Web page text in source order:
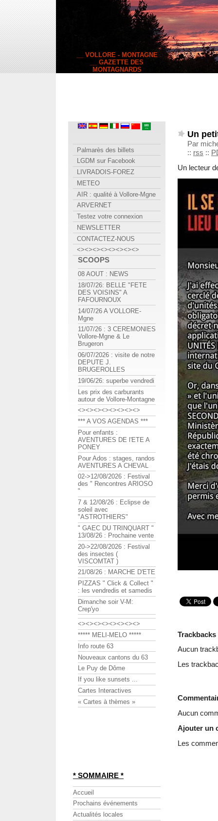
__ VOLLORE - MONTAGNE
__ GAZETTE DES
MONTAGNARDS
Un
Par
:: rss ::
Un lecteur
Trackbacks
Aucun
Les
Aucun
Ajouter un
Les
Palmarès des billets
LGDM sur Facebook
LIVRADOIS-FOREZ
METEO
AIR : qualité à Vollore-Mgne
ARVERNET
Testez votre connexion
NEWSLETTER
CONTACTEZ-NOUS
<><><><><><><><>
SCOOPS
08 AOUT : NEWS
18/07/26: BELLE "FETE
DES VOISINS" A
FAFOURNOUX
14/07/26 A VOLLORE-
Mgne
11/07/26 : 3 CEREMONIES
Vollore-Mgne & Le
Brugeron
06/07/2026 : visite de notre
DEPUTE J.
BRUGEROLLES
19/06/26: superbe vendredi
Les prix des carburants
autour de Vollore-Montagne
<><><><><><><><>
*** A VOS AGENDAS ***
Pour enfants :
AVENTURES DE l'ETE A
PONEY
Pour Ados : stages, randos
AVENTURES A CHEVAL
02->12/08/2026 : Festival
des " Rencontres ARIOSO
"
7 & 12/08/26 : Eclipse de
soleil avec
"ASTROTHIERS"
" GAEC DU TRINQUART "
13/08/26 : Prochaine vente
20->22/08/2026 : Festival
des insectes (
VISCOMTAT )
21/08/26 : MARCHE D'ETE
PIZZAS " Click & Collect "
: les vendredis et samedis
Dimanche soir V-M:
Crep'yo
<><><><><><><><>
***** MELI-MELO *****
Info route 63
Nouveaux cantons du 63
Le Puy de Dôme
If you like sunsets ...
Cartes Interactives
« Cartes à thèmes »
* SOMMAIRE *
Accueil
Prochains événements
Actualités locales